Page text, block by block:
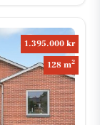
1.395.000 kr
128 m2